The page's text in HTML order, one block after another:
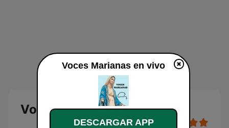
Voces Marianas
Voces Marianas en vivo
DESCARGAR APP